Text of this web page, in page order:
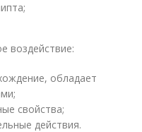
воздействие:
обладает
свойства;
действия.